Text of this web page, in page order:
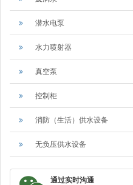
潜水电泵
水力喷射器
真空泵
控制柜
消防（生活）供水设备
无负压供水设备
通过实时沟通